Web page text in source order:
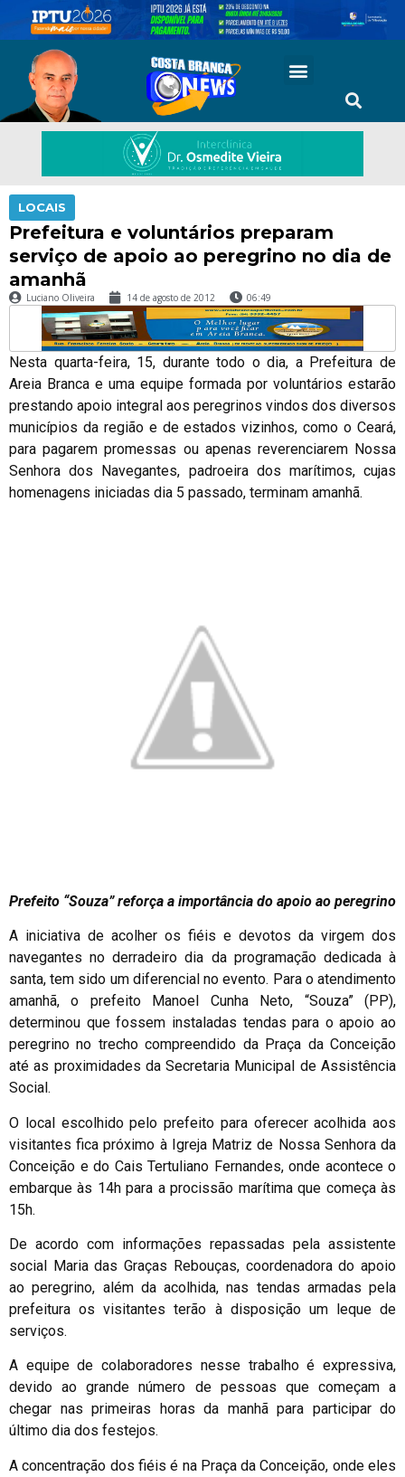
LOCAIS
Prefeitura e voluntários preparam
serviço de apoio ao peregrino no dia de
amanhã
Luciano Oliveira 14 de agosto de 2012 06:49
Nesta quarta-feira, 15, durante todo o dia, a Prefeitura de
Areia Branca e uma equipe formada por voluntários estarão
prestando apoio integral aos peregrinos vindos dos diversos
municípios da região e de estados vizinhos, como o Ceará,
para pagarem promessas ou apenas reverenciarem Nossa
Senhora dos Navegantes, padroeira dos marítimos, cujas
homenagens iniciadas dia 5 passado, terminam amanhã.
Prefeito “Souza” reforça a importância do apoio ao peregrino
A iniciativa de acolher os fiéis e devotos da virgem dos
navegantes no derradeiro dia da programação dedicada à
santa, tem sido um diferencial no evento. Para o atendimento
amanhã, o prefeito Manoel Cunha Neto, “Souza” (PP),
determinou que fossem instaladas tendas para o apoio ao
peregrino no trecho compreendido da Praça da Conceição
até as proximidades da Secretaria Municipal de Assistência
Social.
O local escolhido pelo prefeito para oferecer acolhida aos
visitantes fica próximo à Igreja Matriz de Nossa Senhora da
Conceição e do Cais Tertuliano Fernandes, onde acontece o
embarque às 14h para a procissão marítima que começa às
15h.
De acordo com informações repassadas pela assistente
social Maria das Graças Rebouças, coordenadora do apoio
ao peregrino, além da acolhida, nas tendas armadas pela
prefeitura os visitantes terão à disposição um leque de
serviços.
A equipe de colaboradores nesse trabalho é expressiva,
devido ao grande número de pessoas que começam a
chegar nas primeiras horas da manhã para participar do
último dia dos festejos.
A concentração dos fiéis é na Praça da Conceição, onde eles